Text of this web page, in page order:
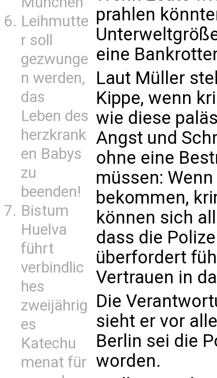
Leihmutte
r soll
gezwunge
n werden,
das
Leben des
herzkrank
en Babys
zu
beenden!
Bistum
Huelva
führt
verbindlic
hes
zweijährig
es
Katechu
menat für
prahlen
eine
Laut Müller
Kippe, wenn
wie diese
Angst und
ohne eine
müssen:
bekommen,
können sich
dass die
überfordert
Vertrauen in
Die
sieht er vor
Berlin sei die
worden.